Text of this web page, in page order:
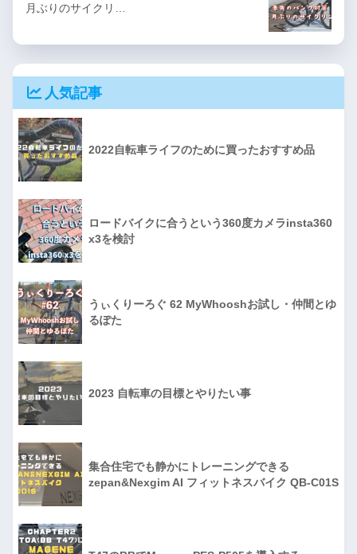
月ぶりのサイクリ…
人気記事
2022自転車ライフのために買ったおすすめ品
ロードバイクに合うという360度カメラinsta360
x3を検討
うぃくりーろぐ 62 MyWhooshお試し・仲間とゆ
るぽた
2023 自転車の目標とやりたい事
集合住宅でも静かにトレーニングできる
zepan&Nexgim AI フィットネスバイク QB-C01S